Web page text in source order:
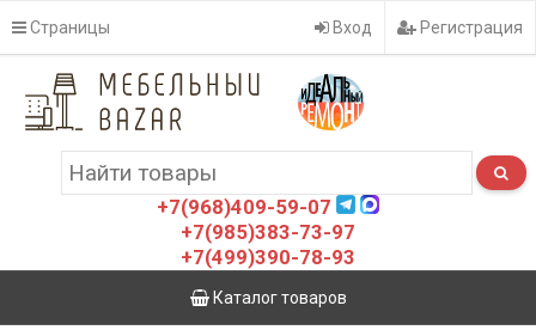
Страницы Вход Регистрация
+7(968)409-59-07
+7(985)383-73-97
+7(499)390-78-93
Каталог товаров